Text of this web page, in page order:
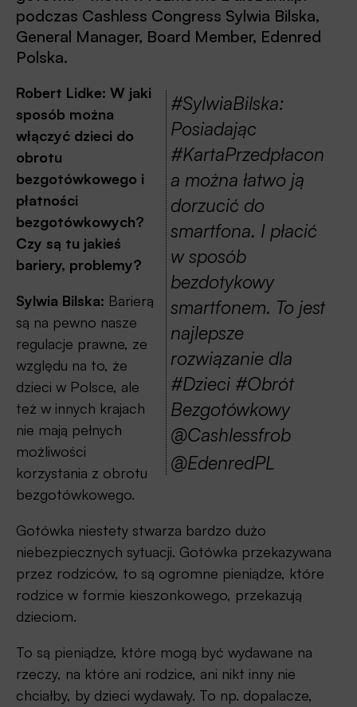
podczas Cashless Congress Sylwia Bilska,
General Manager, Board Member, Edenred
Polska.
#SylwiaBilska:
Posiadając
#KartaPrzedpłacon
a można łatwo ją
dorzucić do
smartfona. I płacić
w sposób
bezdotykowy
smartfonem. To jest
najlepsze
rozwiązanie dla
#Dzieci #Obrót
Bezgotówkowy
@Cashlessfrob
@EdenredPL
Robert Lidke: W jaki
sposób można
włączyć dzieci do
obrotu
bezgotówkowego i
płatności
bezgotówkowych?
Czy są tu jakieś
bariery, problemy?
Sylwia Bilska: Barierą
są na pewno nasze
regulacje prawne, ze
względu na to, że
dzieci w Polsce, ale
też w innych krajach
nie mają pełnych
możliwości
korzystania z obrotu
bezgotówkowego.
Gotówka niestety stwarza bardzo dużo
niebezpiecznych sytuacji. Gotówka przekazywana
przez rodziców, to są ogromne pieniądze, które
rodzice w formie kieszonkowego, przekazują
dzieciom.
To są pieniądze, które mogą być wydawane na
rzeczy, na które ani rodzice, ani nikt inny nie
chciałby, by dzieci wydawały. To np. dopalacze,